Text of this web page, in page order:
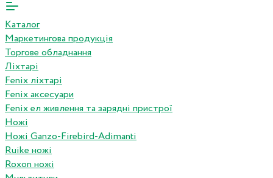
Каталог
Маркетингова продукція
Торгове обладнання
Ліхтарі
Fenix ліхтарі
Fenix аксесуари
Fenix ел живлення та зарядні пристрої
Ножі
Ножі Ganzo-Firebird-Adimanti
Ruike ножі
Roxon ножi